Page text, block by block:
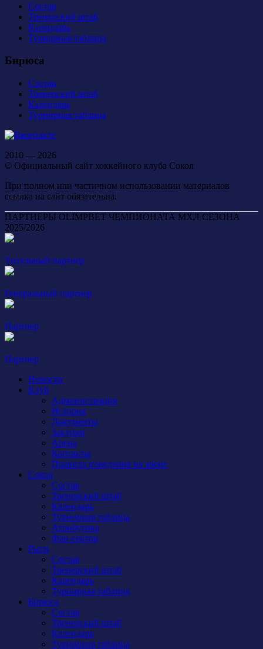
Состав
Тренерский штаб
Календарь
Турнирная таблица
Бирюса
Состав
Тренерский штаб
Календарь
Турнирная таблица
2010 — 2026
© Официальный сайт хоккейного клуба Сокол
При полном или частичном использовании материалов
ссылка на сайт обязательна.
ПАРТНЕРЫ OLIMPBET ЧЕМПИОНАТА МХЛ СЕЗОНА
2025/2026
Титульный партнер
Генеральный партнер
Партнер
Партнер
Новости
Клуб
Администрация
История
Документы
Закупки
Арена
Контакты
Правила поведения на арене
Сокол
Состав
Тренерский штаб
Календарь
Турнирная таблица
Атрибутика
Фан-сектор
Рыси
Состав
Тренерский штаб
Календарь
Турнирная таблица
Бирюса
Состав
Тренерский штаб
Календарь
Турнирная таблица